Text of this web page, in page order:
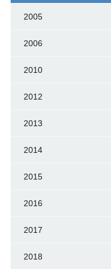
2005
2006
2010
2012
2013
2014
2015
2016
2017
2018